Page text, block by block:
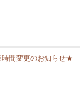
間変更のお知らせ★